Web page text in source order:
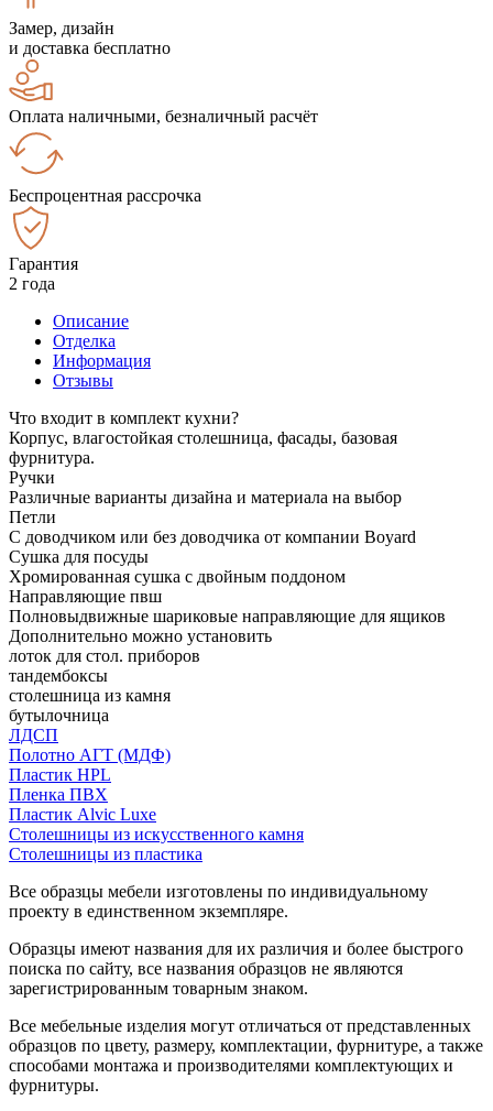
Замер, дизайн
и доставка бесплатно
Оплата наличными, безналичный расчёт
Беспроцентная рассрочка
Гарантия
2 года
Описание
Отделка
Информация
Отзывы
Что входит в комплект кухни?
Корпус, влагостойкая столешница, фасады, базовая
фурнитура.
Ручки
Различные варианты дизайна и материала на выбор
Петли
С доводчиком или без доводчика от компании Boyard
Сушка для посуды
Хромированная сушка с двойным поддоном
Направляющие пвш
Полновыдвижные шариковые направляющие для ящиков
Дополнительно можно установить
лоток для стол. приборов
тандембоксы
столешница из камня
бутылочница
ЛДСП
Полотно АГТ (МДФ)
Пластик HPL
Пленка ПВХ
Пластик Alvic Luxe
Столешницы из искусственного камня
Столешницы из пластика
Все образцы мебели изготовлены по индивидуальному
проекту в единственном экземпляре.
Образцы имеют названия для их различия и более быстрого
поиска по сайту, все названия образцов не являются
зарегистрированным товарным знаком.
Все мебельные изделия могут отличаться от представленных
образцов по цвету, размеру, комплектации, фурнитуре, а также
способами монтажа и производителями комплектующих и
фурнитуры.